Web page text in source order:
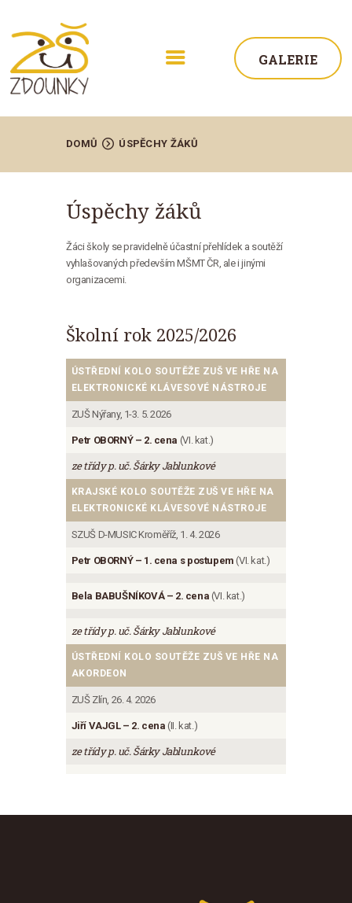
GALERIE
DOMŮ ÚSPĚCHY ŽÁKŮ
ŠKOLA
AKTUALITY
STUDIUM
KONTAKT
Úspěchy žáků
Žáci školy se pravidelně účastní přehlídek a soutěží
vyhlašovaných především MŠMT ČR, ale i jinými
organizacemi.
Školní rok 2025/2026
ÚSTŘEDNÍ KOLO SOUTĚŽE ZUŠ VE HŘE NA
ELEKTRONICKÉ KLÁVESOVÉ NÁSTROJE
ZUŠ Nýřany, 1-3. 5. 2026
Petr OBORNÝ – 2. cena (VI. kat.)
ze třídy p. uč. Šárky Jablunkové
KRAJSKÉ KOLO SOUTĚŽE ZUŠ VE HŘE NA
ELEKTRONICKÉ KLÁVESOVÉ NÁSTROJE
SZUŠ D-MUSIC Kroměříž, 1. 4. 2026
Petr OBORNÝ – 1. cena s postupem(VI. kat.)
Bela BABUŠNÍKOVÁ – 2. cena (VI. kat.)
ze třídy p. uč. Šárky Jablunkové
ÚSTŘEDNÍ KOLO SOUTĚŽE ZUŠ VE HŘE NA
AKORDEON
ZUŠ Zlín, 26. 4. 2026
Jiří VAJGL – 2. cena(II. kat.)
ze třídy p. uč. Šárky Jablunkové